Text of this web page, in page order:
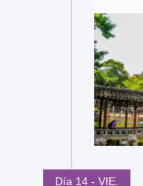
Día 14 - VIE.